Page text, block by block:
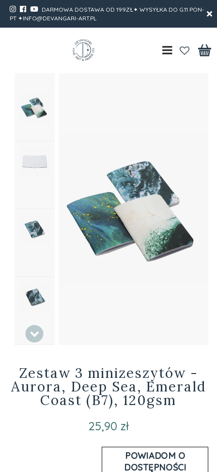
DARMOWA DOSTAWA OD 199ZŁ✦ WYSYŁKA DO G.11 PON-
PT ✦INFO@DEVANGARI-ART.PL
Zestaw 3 minizeszytów -
Aurora, Deep Sea, Emerald
Coast (B7), 120gsm
25,90 zł
POWIADOM O
DOSTĘPNOŚCI